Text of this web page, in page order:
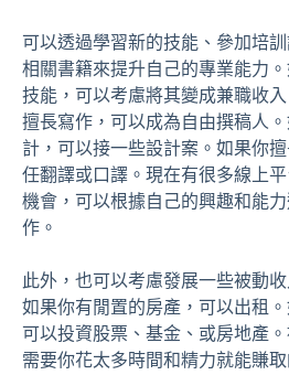
可以透過學習新的技能、參加培
相關書籍來提升自己的專業能力
技能，可以考慮將其變成兼職收
擅長寫作，可以成為自由撰稿人
計，可以接一些設計案。如果你
任翻譯或口譯。現在有很多線上
機會，可以根據自己的興趣和能
作。
此外，也可以考慮發展一些被動收
如果你有閒置的房產，可以出租。
可以投資股票、基金、或房地產
需要你花太多時間和精力就能賺